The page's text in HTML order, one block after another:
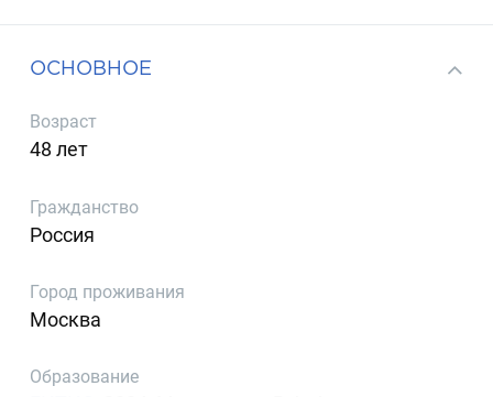
ОСНОВНОЕ
Возраст
48 лет
Гражданство
Россия
Город проживания
Москва
Образование